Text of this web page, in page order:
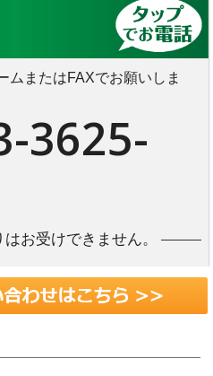
ムまたはFAXでお願いしま
3625-
お受けできません。